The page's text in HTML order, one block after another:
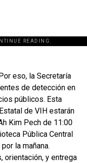
READING.
eso, la Secretaría
de detección en
públicos. Esta
de VIH estarán
Kim Pech de 11:00
Pública Central
la mañana.
orientación, y entrega